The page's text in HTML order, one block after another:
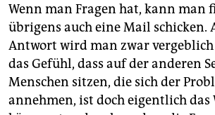
Wenn man Fragen hat, kann man
übrigens auch eine Mail schicken.
Antwort wird man zwar
das Gefühl, dass auf der anderen
Menschen sitzen, die sich der
annehmen, ist doch eigentlich das